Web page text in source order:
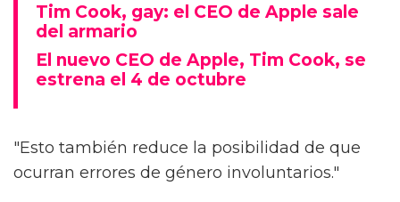
Tim Cook, gay: el CEO de Apple sale
del armario
El nuevo CEO de Apple, Tim Cook, se
estrena el 4 de octubre
"Esto también reduce la posibilidad de que
ocurran errores de género involuntarios."